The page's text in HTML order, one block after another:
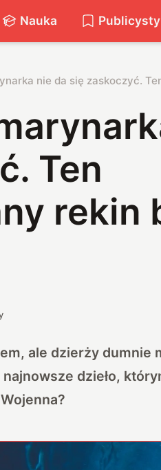
Nauka
nie da się zaskoczyć.
Ten
rekin
ale dzierży dumnie
dzieło,